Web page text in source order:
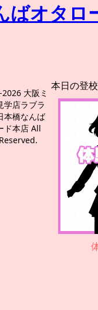
本日の登
大阪ミ
学店ラブラ
本橋なんば
ド本店 All